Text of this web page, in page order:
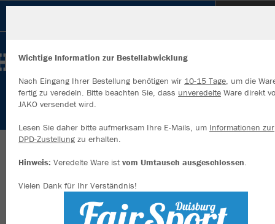
Herzlich willkommen im Vereinsshop des SV
1911 Bottrop
Wichtige Information zur Bestellabwicklung
Nach Eingang Ihrer Bestellung benötigen wir 10-15 Tage, um die
fertig zu veredeln. Bitte beachten Sie, dass unveredelte Ware direkt
JAKO versendet wird.
Lesen Sie daher bitte aufmerksam Ihre E-Mails, um Informationen zur
DPD-Zustellung zu erhalten.
Hinweis: Veredelte Ware istvom Umtausch ausgeschlossen.
Vielen Dank für Ihr Verständnis!
Wir verwenden Cookies
Inhalte anzeigen und unsere Website verbessern. Weitere
zu den Cookies findest Du in den Einstellungen.
Alle akzeptieren
Alle ablehnen
mehr Infos